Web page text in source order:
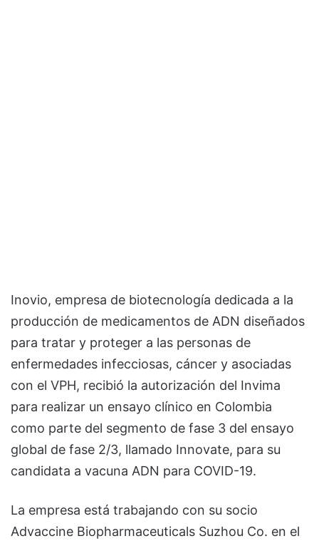
Inovio, empresa de biotecnología dedicada a la
producción de medicamentos de ADN diseñados
para tratar y proteger a las personas de
enfermedades infecciosas, cáncer y asociadas
con el VPH, recibió la autorización del Invima
para realizar un ensayo clínico en Colombia
como parte del segmento de fase 3 del ensayo
global de fase 2/3, llamado Innovate, para su
candidata a vacuna ADN para COVID-19.
La empresa está trabajando con su socio
Advaccine Biopharmaceuticals Suzhou Co. en el